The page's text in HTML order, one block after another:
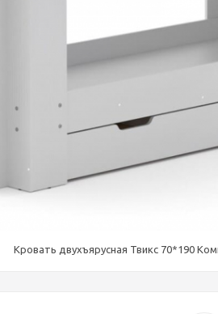
Кровать двухъярусная Твикс 70*190